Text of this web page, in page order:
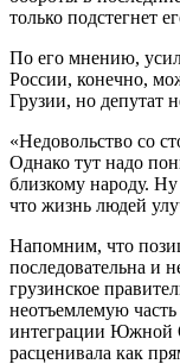
только подстегнет
По его мнению,
России, конечно,
Грузии, но депутат
«Недовольство со
Однако тут надо
близкому народу.
что жизнь людей
Напомним, что
последовательна и
грузинское
неотъемлемую
интеграции Южной
расценивала как